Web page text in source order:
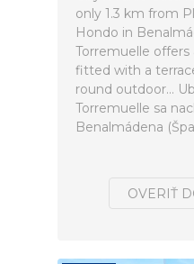
only 1.3 km from
Hondo in
Torremuelle
fitted with a
round outdoor...
Torremuelle sa
Benalmádena
OVERIŤ